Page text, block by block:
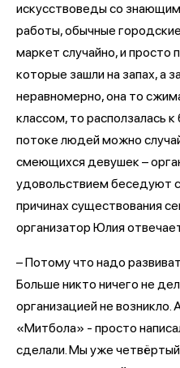
искусствоведы со
работы, обычные
маркет случайно, и просто
которые зашли на запах, а
неравномерно, она то
классом, то расползалась
потоке людей можно
смеющихся девушек –
удовольствием беседуют
причинах существования
организатор Юлия
– Потому что надо
Больше никто ничего не
организацией не
«Митбола» - просто
сделали. Мы уже